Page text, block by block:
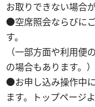
お取りできない場合
●空席照会ならびに
す。
（一部方面や利用
の場合もあります。）
●お申し込み操作中
ます。トップページ